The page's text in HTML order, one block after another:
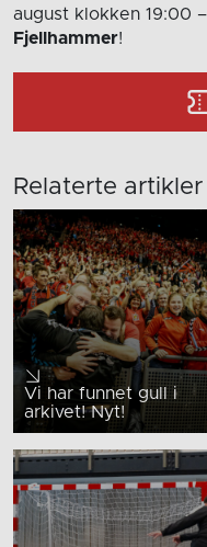
august klokken 19:00
Fjellhammer!
Relaterte artikler
Vi har funnet gull i
arkivet! Nyt!